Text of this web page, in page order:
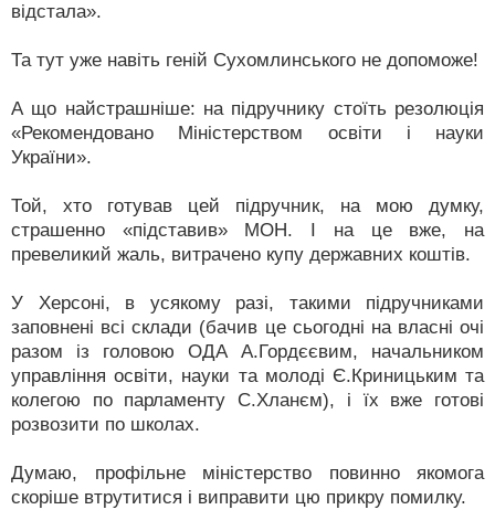
відстала».
Та тут уже навіть геній Сухомлинського не допоможе!
А що найстрашніше: на підручнику стоїть резолюція
«Рекомендовано Міністерством освіти і науки
України».
Той, хто готував цей підручник, на мою думку,
страшенно «підставив» МОН. І на це вже, на
превеликий жаль, витрачено купу державних коштів.
У Херсоні, в усякому разі, такими підручниками
заповнені всі склади (бачив це сьогодні на власні очі
разом із головою ОДА А.Гордєєвим, начальником
управління освіти, науки та молоді Є.Криницьким та
колегою по парламенту С.Хланєм), і їх вже готові
розвозити по школах.
Думаю, профільне міністерство повинно якомога
скоріше втрутитися і виправити цю прикру помилку.